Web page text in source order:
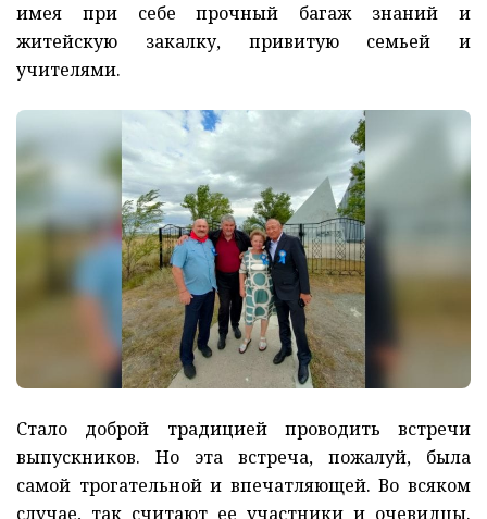
имея при себе прочный багаж знаний и
житейскую закалку, привитую семьей и
учителями.
Стало доброй традицией проводить встречи
выпускников. Но эта встреча, пожалуй, была
самой трогательной и впечатляющей. Во всяком
случае, так считают ее участники и очевидцы.